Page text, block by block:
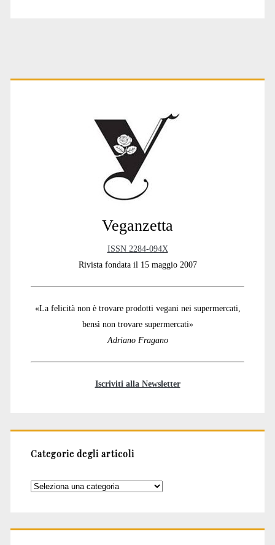
Primary
Veganzetta
ISSN 2284-094X
Rivista fondata il 15 maggio 2007
«La felicità non è trovare prodotti vegani nei supermercati,
bensì non trovare supermercati»
Adriano Fragano
Iscriviti alla Newsletter
Categorie degli articoli
Categorie